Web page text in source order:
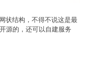
状结构，不得不说这是最
源的，还可以自建服务